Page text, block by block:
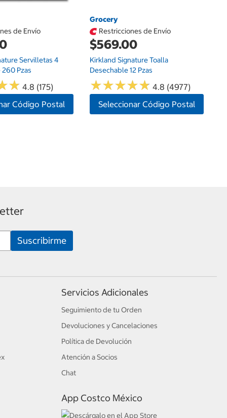
de Envío
Servilletas 4
Pzas
★
★ 4.8 (175)
Código Postal
Grocery
Restricciones de Envío
$569.00
Kirkland Signature Toalla
Desechable 12 Pzas
★★★★★
★★★★★ 4.8 (4977)
Seleccionar Código Postal
Servicios Adicionales
Seguimiento de tu Orden
Devoluciones y Cancelaciones
Política de Devolución
Atención a Socios
Chat
App Costco México